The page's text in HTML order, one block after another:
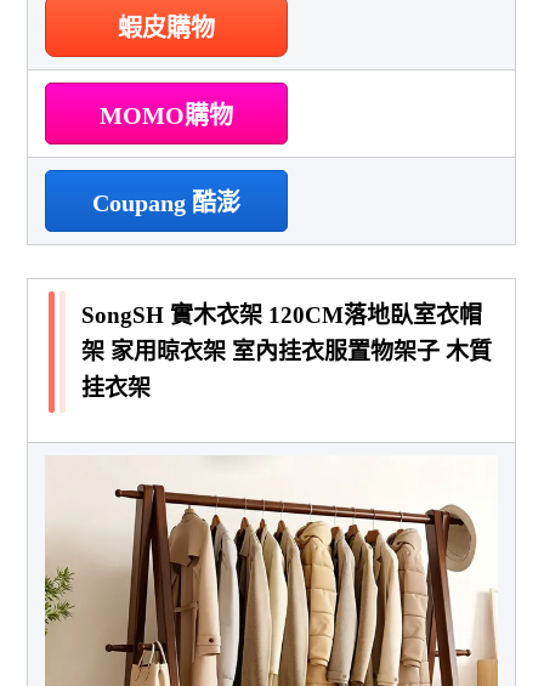
蝦皮購物
MOMO購物
Coupang 酷澎
SongSH 實木衣架 120CM落地臥室衣帽
架 家用晾衣架 室內挂衣服置物架子 木質
挂衣架